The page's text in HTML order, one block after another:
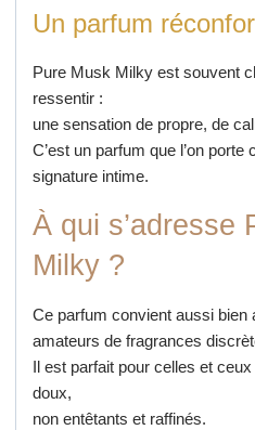
Un parfum
Pure Musk Milky est souvent
ressentir :
une sensation de propre, de
C’est un parfum que l’on
signature intime.
À qui s’adresse
Milky ?
Ce parfum convient aussi bien
amateurs de fragrances
Il est parfait pour celles et
doux,
non entêtants et raffinés.